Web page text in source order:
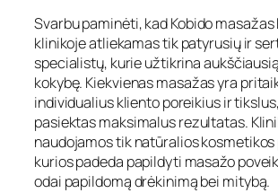
Svarbu paminėti, kadKobido
klinikojeatliekamas tik patyrusių ir
specialistų, kurie užtikrina
kokybę. Kiekvienas masažas yra
individualius kliento poreikius ir
pasiektas maksimalus rezultatas.
naudojamos tik natūralios
kurios padeda papildyti masažo
odai papildomą drėkinimą bei mitybą.